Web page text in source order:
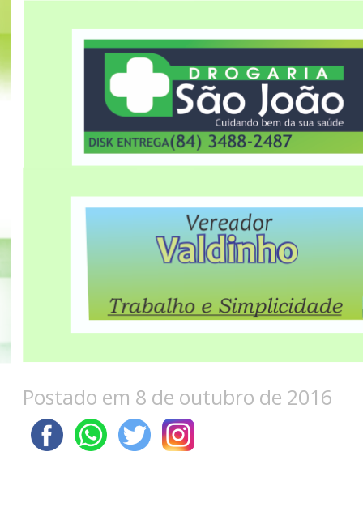
Postado em 8 de outubro de 2016